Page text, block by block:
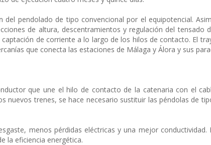
pendolado de tipo convencional por el equipotencial.
de altura, descentramientos y regulación del tensado
de corriente a lo largo de los hilos de contacto. El
que conecta las estaciones de Málaga y Álora y sus
que une el hilo de contacto de la catenaria con el
nuevos trenes, se hace necesario sustituir las péndolas de
menos pérdidas eléctricas y una mejor
la eficiencia energética.